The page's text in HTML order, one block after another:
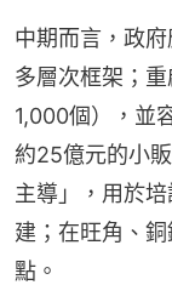
中期而言，政
多層次框架；
1,000個），並
約25億元的小
主導」，用於
建；在旺角、
點。